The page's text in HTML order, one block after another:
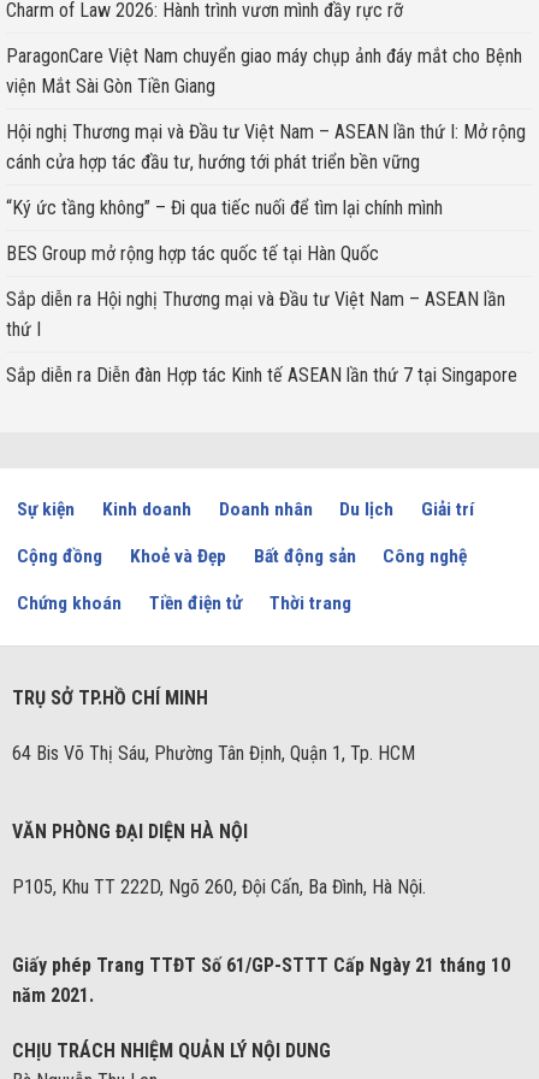
Charm of Law 2026: Hành trình vươn mình đầy rực rỡ
ParagonCare Việt Nam chuyển giao máy chụp ảnh đáy mắt cho Bệnh
viện Mắt Sài Gòn Tiền Giang
Hội nghị Thương mại và Đầu tư Việt Nam – ASEAN lần thứ I: Mở rộng
cánh cửa hợp tác đầu tư, hướng tới phát triển bền vững
“Ký ức tầng không” – Đi qua tiếc nuối để tìm lại chính mình
BES Group mở rộng hợp tác quốc tế tại Hàn Quốc
Sắp diễn ra Hội nghị Thương mại và Đầu tư Việt Nam – ASEAN lần
thứ I
Sắp diễn ra Diễn đàn Hợp tác Kinh tế ASEAN lần thứ 7 tại Singapore
Sự kiện Kinh doanh Doanh nhân Du lịch Giải trí
Cộng đồng Khoẻ và Đẹp Bất động sản Công nghệ
Chứng khoán Tiền điện tử Thời trang
TRỤ SỞ TP.HỒ CHÍ MINH
64 Bis Võ Thị Sáu, Phường Tân Định, Quận 1, Tp. HCM
VĂN PHÒNG ĐẠI DIỆN HÀ NỘI
P105, Khu TT 222D, Ngõ 260, Đội Cấn, Ba Đình, Hà Nội.
Giấy phép Trang TTĐT Số 61/GP-STTT Cấp Ngày 21 tháng 10
năm 2021.
CHỊU TRÁCH NHIỆM QUẢN LÝ NỘI DUNG